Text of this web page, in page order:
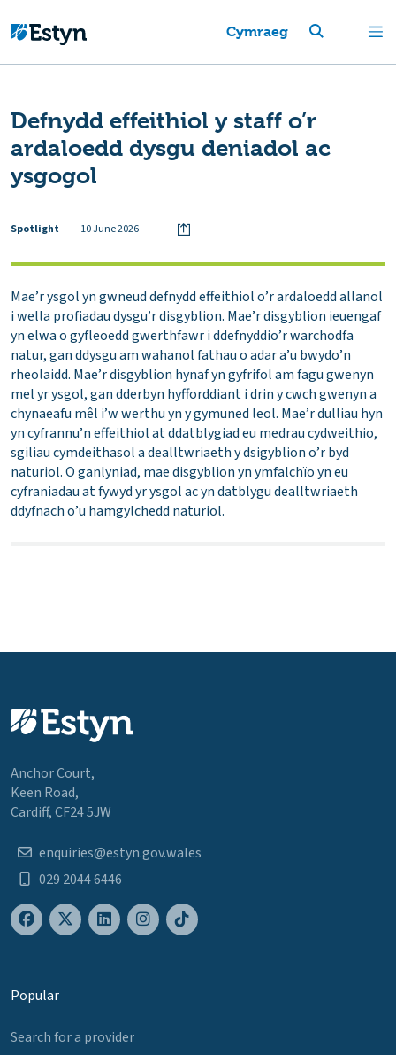
Cymraeg
Defnydd effeithiol y staff o’r
ardaloedd dysgu deniadol ac
ysgogol
Spotlight 10 June 2026
Mae’r ysgol yn gwneud defnydd effeithiol o’r ardaloedd allanol
i wella profiadau dysgu’r disgyblion. Mae’r disgyblion ieuengaf
yn elwa o gyfleoedd gwerthfawr i ddefnyddio’r warchodfa
natur, gan ddysgu am wahanol fathau o adar a’u bwydo’n
rheolaidd. Mae’r disgyblion hynaf yn gyfrifol am fagu gwenyn
mel yr ysgol, gan dderbyn hyfforddiant i drin y cwch gwenyn a
chynaeafu mêl i’w werthu yn y gymuned leol. Mae’r dulliau hyn
yn cyfrannu’n effeithiol at ddatblygiad eu medrau cydweithio,
sgiliau cymdeithasol a dealltwriaeth y dsigyblion o’r byd
naturiol. O ganlyniad, mae disgyblion yn ymfalchïo yn eu
cyfraniadau at fywyd yr ysgol ac yn datblygu dealltwriaeth
ddyfnach o’u hamgylchedd naturiol.
Anchor Court,
Keen Road,
Cardiff, CF24 5JW
enquiries@estyn.gov.wales
029 2044 6446
Popular
Search for a provider